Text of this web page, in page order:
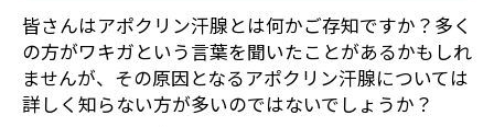
皆さんはアポクリン汗腺とは何かご存知ですか？多く
の方がワキガという言葉を聞いたことがあるかもしれ
ませんが、その原因となるアポクリン汗腺については
詳しく知らない方が多いのではないでしょうか？